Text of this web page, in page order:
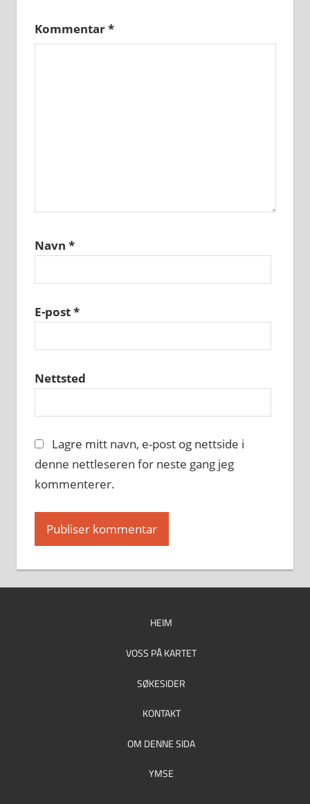
Kommentar*
Navn *
E-post*
Nettsted
Lagre mitt navn, e-post og nettside i
denne nettleseren for neste gang jeg
kommenterer.
HEIM
VOSS PÅ KARTET
SØKESIDER
KONTAKT
OM DENNE SIDA
YMSE